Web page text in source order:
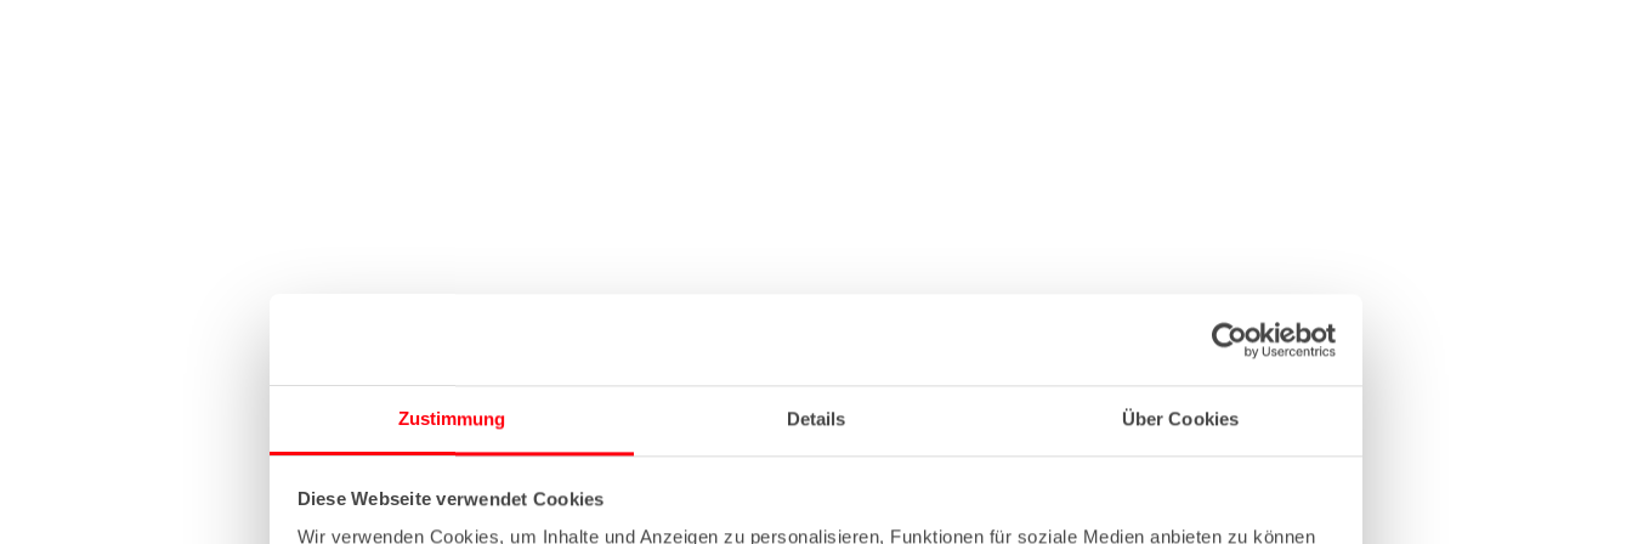
Zustimmung Details Über Cookies
Diese Webseite verwendet Cookies
Wir verwenden Cookies, um Inhalte und Anzeigen zu personalisieren, Funktionen für soziale Medien anbieten zu können